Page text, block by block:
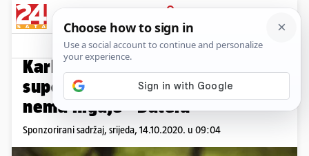
PRIJAVA
Promo sadržaj
Karlovčanka Diana osmislila
super proizvod kakvog još
nema nigdje - Batelu
Sponzorirani sadržaj, srijeda, 14.10.2020. u 09:04